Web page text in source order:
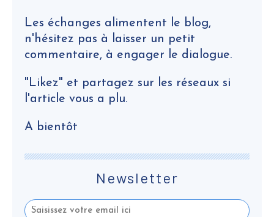
Newsletter
Les échanges alimentent le blog,
n'hésitez pas à laisser un petit
commentaire, à engager le dialogue.
"Likez" et partagez sur les réseaux si
l'article vous a plu.
A bientôt